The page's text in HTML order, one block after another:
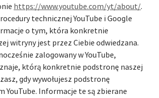
https://www.youtube.com/yt/about/.
technicznej YouTube i Google
o tym, która konkretnie
witryny jest przez Ciebie odwiedzana.
zalogowany w YouTube,
którą konkretnie podstronę naszej
gdy wywołujesz podstronę
YouTube. Informacje te są zbierane